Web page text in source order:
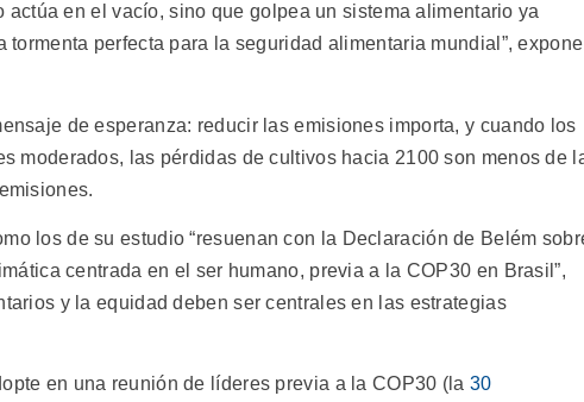
actúa en el vacío, sino que golpea un sistema alimentario ya
perfecta para la seguridad alimentaria mundial”, expone
de esperanza: reducir las emisiones importa, y cuando los
moderados, las pérdidas de cultivos hacia 2100 son menos de
los de su estudio “resuenan con la Declaración de Belém
centrada en el ser humano, previa a la COP30 en Brasil”,
y la equidad deben ser centrales en las estrategias
en una reunión de líderes previa a la COP30 (la30